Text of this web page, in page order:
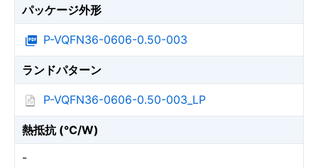
パッケージ外形
P-VQFN36-0606-0.50-003
ランドパターン
P-VQFN36-0606-0.50-003_LP
熱抵抗 (℃/W)
-